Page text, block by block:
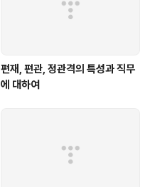
편재, 편관, 정관격의 특성과 직무
에 대하여